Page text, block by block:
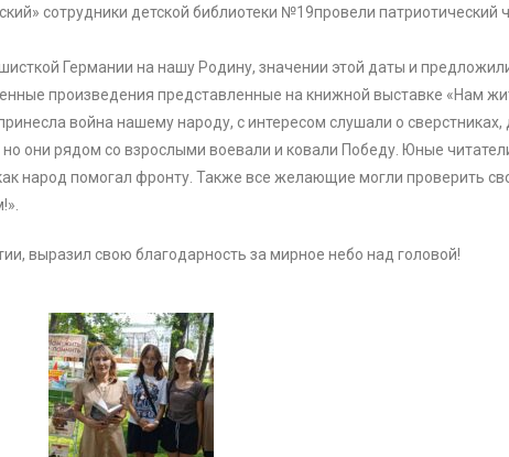
сотрудники детской библиотеки №19провели патриотический
Германии на нашу Родину, значении этой даты и
произведения представленные на книжной выставке «Нам
война нашему народу, с интересом слушали о сверстниках,
они рядом со взрослыми воевали и ковали Победу. Юные
народ помогал фронту. Также все желающие могли проверить
выразил свою благодарность за мирное небо над головой!